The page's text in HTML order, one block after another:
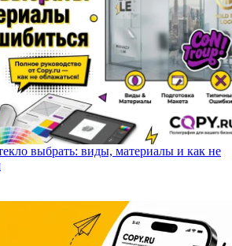
выбрать: виды, материалы и как не